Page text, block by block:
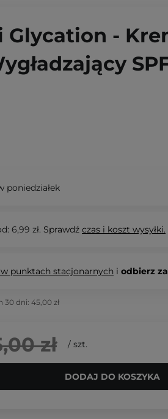
Glycation -
poniedziałek
6,99 zł. Sprawdź czas i koszt wysyłki.
punktach stacjonarnych i odbierz
30 dni: 45,00 zł
zł / szt.
DODAJ DO KOSZYKA